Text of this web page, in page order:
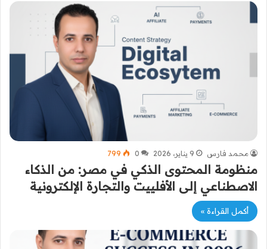
محمد فارس 9 يناير، 2026 0
799
منظومة المحتوى الذكي في مصر: من الذكاء
الاصطناعي إلى الأفلييت والتجارة الإلكترونية
أكمل القراءة »